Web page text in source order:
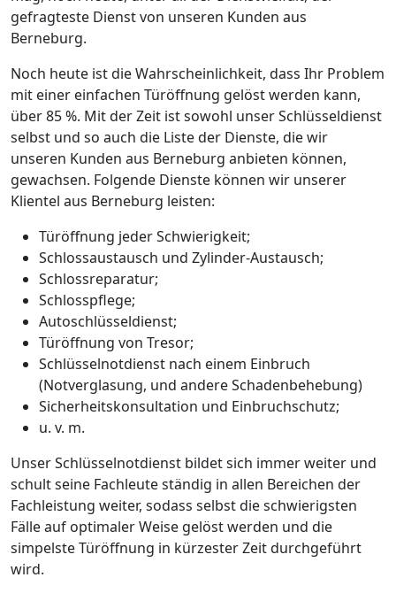
gefragteste Dienst von unseren Kunden aus
Berneburg.
Noch heute ist die Wahrscheinlichkeit, dass Ihr Problem
mit einer einfachen Türöffnung gelöst werden kann,
über 85 %. Mit der Zeit ist sowohl unser Schlüsseldienst
selbst und so auch die Liste der Dienste, die wir
unseren Kunden aus Berneburg anbieten können,
gewachsen. Folgende Dienste können wir unserer
Klientel aus Berneburg leisten:
Türöffnung jeder Schwierigkeit;
Schlossaustausch und Zylinder-Austausch;
Schlossreparatur;
Schlosspflege;
Autoschlüsseldienst;
Türöffnung von Tresor;
Schlüsselnotdienst nach einem Einbruch
(Notverglasung, und andere Schadenbehebung)
Sicherheitskonsultation und Einbruchschutz;
u. v. m.
Unser Schlüsselnotdienst bildet sich immer weiter und
schult seine Fachleute ständig in allen Bereichen der
Fachleistung weiter, sodass selbst die schwierigsten
Fälle auf optimaler Weise gelöst werden und die
simpelste Türöffnung in kürzester Zeit durchgeführt
wird.